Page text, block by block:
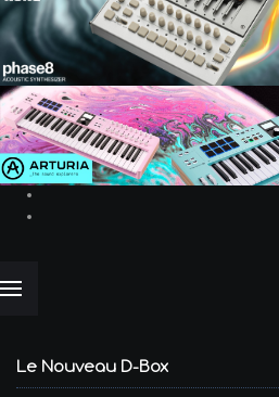
Le Nouveau D-Box